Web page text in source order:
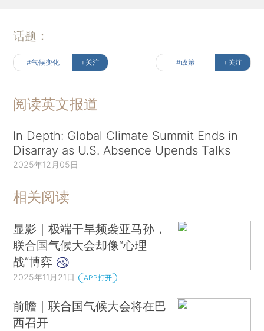
话题：
#气候变化 +关注 #政策 +关注
阅读英文报道
In Depth: Global Climate Summit Ends in
Disarray as U.S. Absence Upends Talks
2025年12月05日
相关阅读
显影｜极端干旱频袭亚马孙，
联合国气候大会却像“心理
战”博弈
2025年11月21日 APP打开
前瞻｜联合国气候大会将在巴
西召开